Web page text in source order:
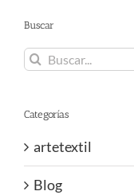
Buscar
Buscar:
Categorías
artetextil
Blog